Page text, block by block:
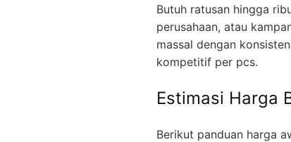
Butuh ratusan hingga
perusahaan, atau
massal dengan
kompetitif per pcs.
Estimasi Harga
Berikut panduan harga